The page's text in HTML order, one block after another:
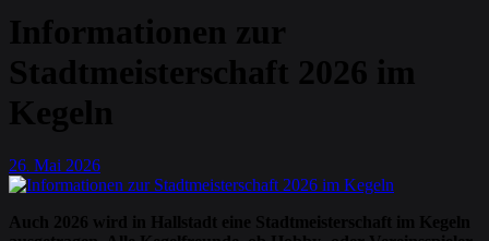
Informationen zur
Stadtmeisterschaft 2026 im
Kegeln
26. Mai 2026
Auch 2026 wird in Hallstadt eine Stadtmeisterschaft im Kegeln